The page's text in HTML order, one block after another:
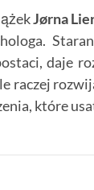
Jørna
daje
raczej
które